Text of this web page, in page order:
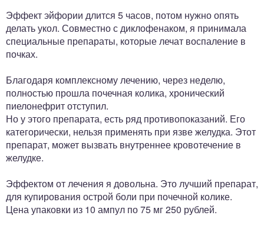
Эффект эйфории длится 5 часов, потом нужно опять
делать укол. Совместно с диклофенаком, я принимала
специальные препараты, которые лечат воспаление в
почках.
Благодаря комплексному лечению, через неделю,
полностью прошла почечная колика, хронический
пиелонефрит отступил.
Но у этого препарата, есть ряд противопоказаний. Его
категорически, нельзя применять при язве желудка. Этот
препарат, может вызвать внутреннее кровотечение в
желудке.
Эффектом от лечения я довольна. Это лучший препарат,
для купирования острой боли при почечной колике.
Цена упаковки из 10 ампул по 75 мг 250 рублей.